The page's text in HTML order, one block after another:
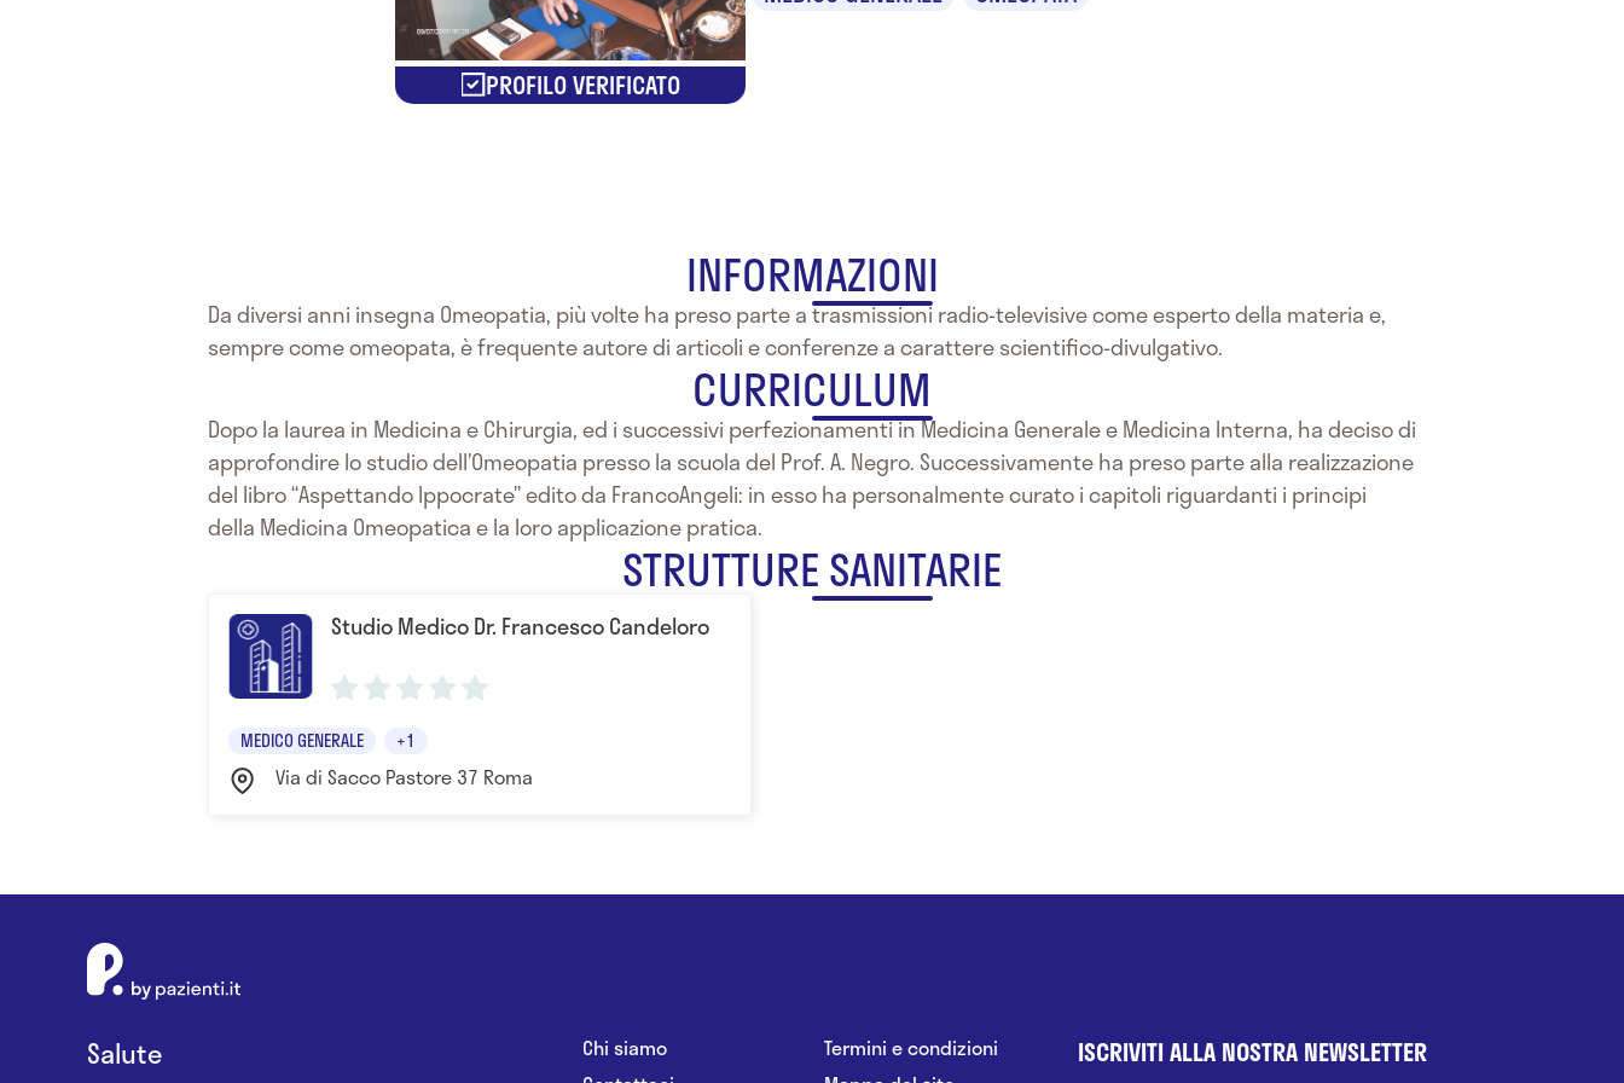
PROFILO VERIFICATO
INFORMAZIONI
Da diversi anni insegna Omeopatia, più volte ha preso parte a trasmissioni radio-televisive come esperto della materia e,
sempre come omeopata, è frequente autore di articoli e conferenze a carattere scientifico-divulgativo.
CURRICULUM
Dopo la laurea in Medicina e Chirurgia, ed i successivi perfezionamenti in Medicina Generale e Medicina Interna, ha deciso di
approfondire lo studio dell’Omeopatia presso la scuola del Prof. A. Negro. Successivamente ha preso parte alla realizzazione
del libro “Aspettando Ippocrate” edito da FrancoAngeli: in esso ha personalmente curato i capitoli riguardanti i principi
della Medicina Omeopatica e la loro applicazione pratica.
STRUTTURE SANITARIE
Studio Medico Dr. Francesco Candeloro
MEDICO GENERALE +1
Via di Sacco Pastore 37 Roma
Salute
Chi siamo
Termini e condizioni
ISCRIVITI ALLA NOSTRA NEWSLETTER